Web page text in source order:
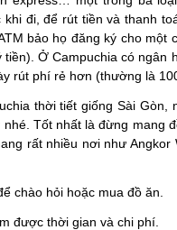
đi, để rút tiền và thanh
bảo họ đăng ký cho một
Ở Campuchia có ngân
rút phí rẻ hơn (thường là
thời tiết giống Sài Gòn,
Tốt nhất là đừng mang
rất nhiều nơi như
chào hỏi hoặc mua đồ ăn.
được thời gian và chi phí.